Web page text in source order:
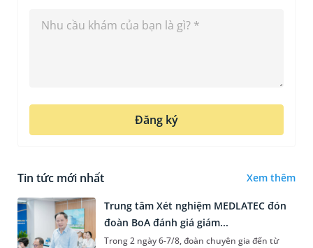
Đăng ký
Tin tức mới nhất Xem thêm
Trung tâm Xét nghiệm MEDLATEC đón
đoàn BoA đánh giá giám...
Trong 2 ngày 6-7/8, đoàn chuyên gia đến từ